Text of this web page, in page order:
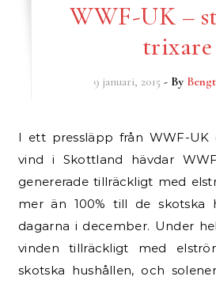
WWF-UK –
trixare
9 januari, 2015 - By
I ett pressläpp från WWF-UK om el från sol och
vind i Skottland hävdar
genererade tillräckligt med
mer än 100% till de skotska
dagarna i december. Under
vinden tillräckligt med
skotska hushållen, och